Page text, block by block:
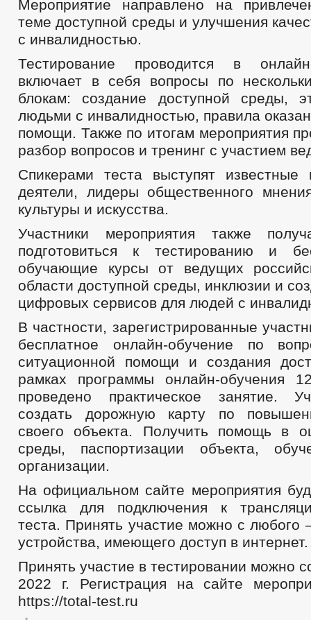
Мероприятие направлено на
теме доступной среды и улучшения
с инвалидностью.
Тестирование проводится в
включает в себя вопросы по
блокам: создание доступной среды,
людьми с инвалидностью, правила
помощи. Также по итогам мероприятия
разбор вопросов и тренинг с участием
Спикерами теста выступят известные
деятели, лидеры общественного
культуры и искусства.
Участники мероприятия также
подготовиться к тестированию и
обучающие курсы от ведущих
области доступной среды, инклюзии и
цифровых сервисов для людей с
В частности, зарегистрированные
бесплатное онлайн-обучение по
ситуационной помощи и создания
рамках программы онлайн-обучения
проведено практическое занятие.
создать дорожную карту по
своего объекта. Получить помощь в
среды, паспортизации объекта,
организации.
На официальном сайте мероприятия
ссылка для подключения к
теста. Принять участие можно с любого
устройства, имеющего доступ в интернет.
Принять участие в тестировании можно
2022 г. Регистрация на сайте
https://total-test.ru